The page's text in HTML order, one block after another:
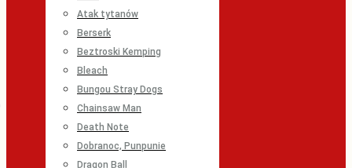
Atak tytanów
Berserk
Beztroski Kemping
Bleach
Bungou Stray Dogs
Chainsaw Man
Death Note
Dobranoc, Punpunie
Dragon Ball